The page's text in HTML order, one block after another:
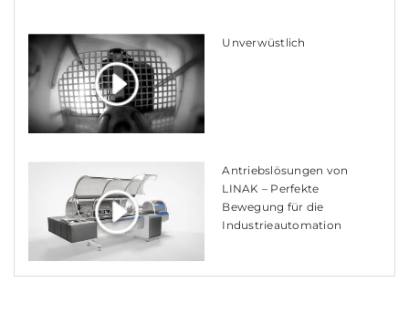
Unverwüstlich
Antriebslösungen von
LINAK – Perfekte
Bewegung für die
Industrieautomation